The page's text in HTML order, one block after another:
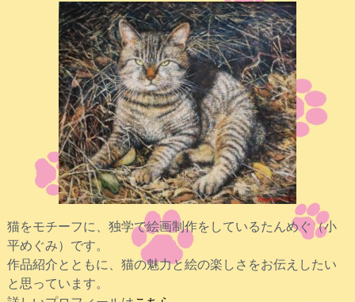
猫をモチーフに、独学で絵画制作をしているたんめぐ（小
平めぐみ）です。
作品紹介とともに、猫の魅力と絵の楽しさをお伝えしたい
と思っています。